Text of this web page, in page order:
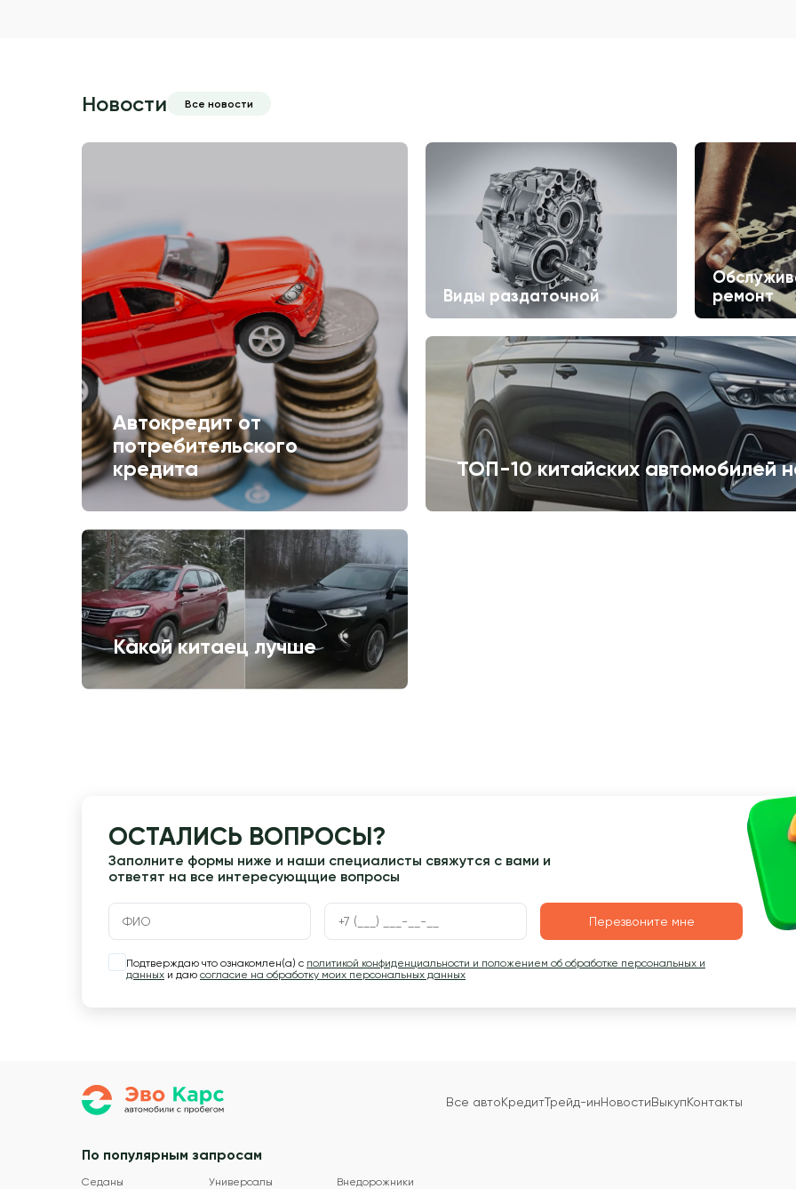
Новости Все новости
Автокредит от
потребительского
кредита
Виды раздаточной
ремонт
ТОП-10 китайских автомобилей
Какой китаец лучше
ОСТАЛИСЬ ВОПРОСЫ?
Заполните формы ниже и наши специалисты свяжутся с вами и
ответят на все интересующщие вопросы
Перезвоните мне
Подтверждаю что ознакомлен(а) с политикой конфиденциальности и положением об обработке персональных и
данных и даю согласие на обработку моих персональных данных
Все автоКредитТрейд-инНовостиВыкупКонтакты
По популярным запросам
Седаны Универсалы Внедорожники